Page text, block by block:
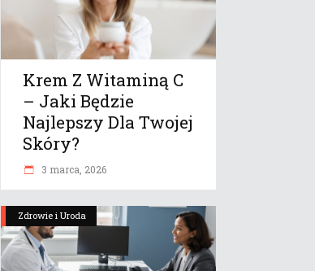
Krem Z Witaminą C
– Jaki Będzie
Najlepszy Dla Twojej
Skóry?
3 marca, 2026
Zdrowie i Uroda